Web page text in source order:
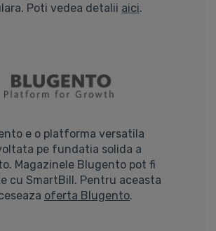
Poti vedea detalii aici.
e o platforma versatila
pe fundatia solida a
Magazinele Blugento pot fi
cu SmartBill. Pentru aceasta
oferta Blugento.